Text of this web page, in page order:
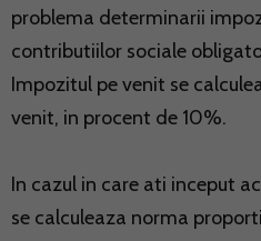
problema determinarii
contributiilor sociale
Impozitul pe venit se
venit, in procent de 10%.
In cazul in care ati inceput
se calculeaza norma